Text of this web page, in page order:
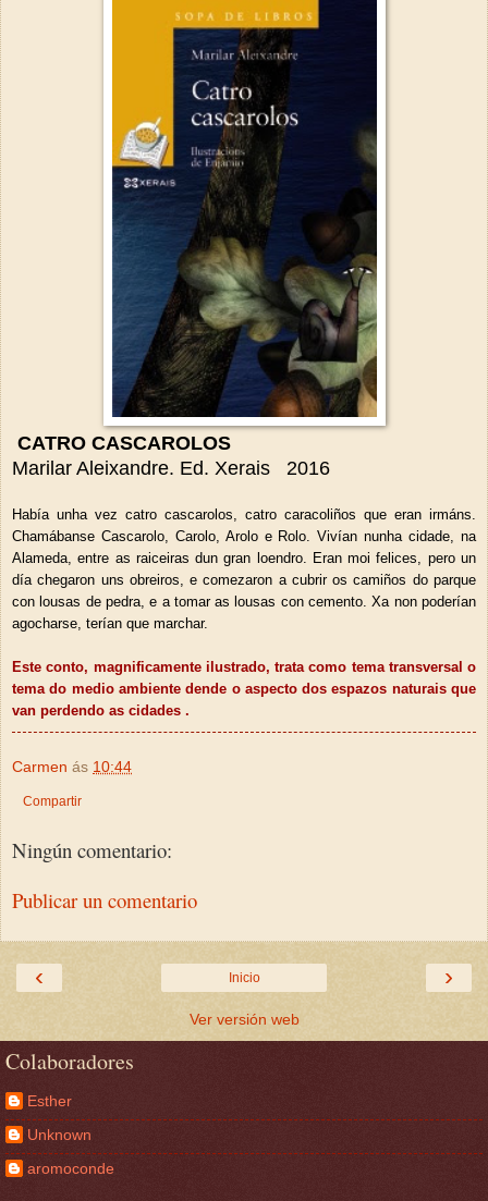
CATRO CASCAROLOS
Marilar Aleixandre. Ed. Xerais 2016
Había unha vez catro cascarolos, catro caracoliños que eran irmáns.
Chamábanse Cascarolo, Carolo, Arolo e Rolo. Vivían nunha cidade, na
Alameda, entre as raiceiras dun gran loendro. Eran moi felices, pero un
día chegaron uns obreiros, e comezaron a cubrir os camiños do parque
con lousas de pedra, e a tomar as lousas con cemento. Xa non poderían
agocharse, terían que marchar.
Este conto, magnificamente ilustrado, trata como tema transversal o
tema do medio ambiente dende o aspecto dos espazos naturais que
van perdendo as cidades .
Carmen ás 10:44
Compartir
Ningún comentario:
Publicar un comentario
‹ ›
Inicio
Ver versión web
Colaboradores
Esther
Unknown
aromoconde